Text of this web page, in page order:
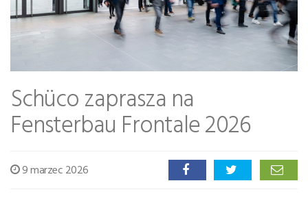
Schüco zaprasza na
Fensterbau Frontale 2026
9 marzec 2026